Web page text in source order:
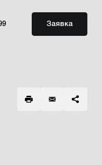
Заявка